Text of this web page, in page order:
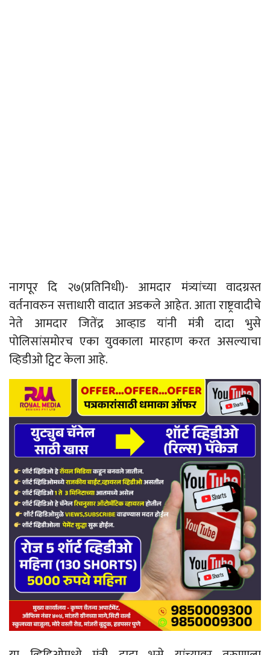
नागपूर दि २७(प्रतिनिधी)- आमदार मंत्र्यांच्या वादग्रस्त
वर्तनावरुन सत्ताधारी वादात अडकले आहेत. आता राष्ट्रवादीचे
नेते आमदार जितेंद्र आव्हाड यांनी मंत्री दादा भुसे
पोलिसांसमोरच एका युवकाला मारहाण करत असल्याचा
व्हिडीओ ट्विट केला आहे.